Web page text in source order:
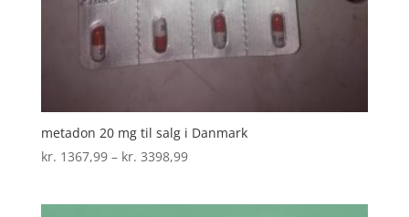
metadon 20 mg til salg i Danmark
kr. 1367,99 – kr. 3398,99Prisinterval: